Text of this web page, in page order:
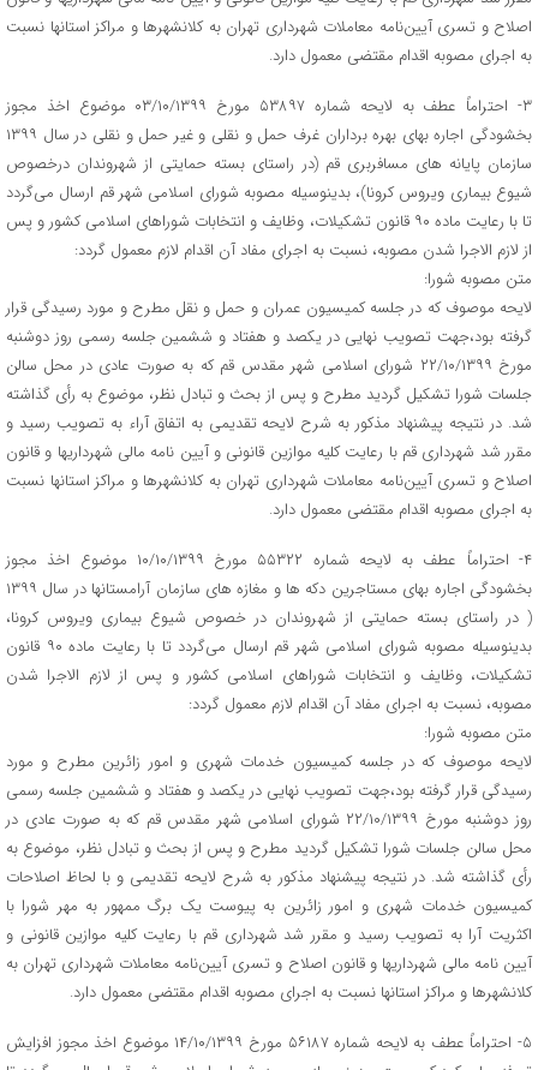
اصلاح و تسری آیین‌نامه معاملات شهرداری تهران به کلانشهرها و مراکز استانها نسبت
به اجرای مصوبه اقدام مقتضی معمول دارد.
۳- احتراماً عطف به لایحه شماره ۵۳۸۹۷ مورخ ۰۳/۱۰/۱۳۹۹ موضوع اخذ مجوز
بخشودگی اجاره بهای بهره برداران غرف حمل و نقلی و غیر حمل و نقلی در سال ۱۳۹۹
سازمان پایانه های مسافربری قم (در راستای بسته حمایتی از شهروندان درخصوص
شیوع بیماری ویروس کرونا)، بدینوسیله مصوبه شورای اسلامی شهر قم ارسال می‌گردد
تا با رعایت ماده ۹۰ قانون تشکیلات، وظایف و انتخابات شوراهای اسلامی کشور و پس
از لازم الاجرا شدن مصوبه، نسبت به اجرای مفاد آن اقدام لازم معمول گردد:
متن مصوبه شورا:
لایحه موصوف که در جلسه کمیسیون عمران و حمل و نقل مطرح و مورد رسیدگی قرار
گرفته بود،جهت تصویب نهایی در یکصد و هفتاد و ششمین جلسه رسمی روز دوشنبه
مورخ ۲۲/۱۰/۱۳۹۹ شورای اسلامی شهر مقدس قم که به صورت عادی در محل سالن
جلسات شورا تشکیل گردید مطرح و پس از بحث و تبادل نظر، موضوع به رأی گذاشته
شد. در نتیجه پیشنهاد مذکور به شرح لایحه تقدیمی به اتفاق آراء به تصویب رسید و
مقرر شد شهرداری قم با رعایت کلیه موازین قانونی و آیین نامه‌ مالی شهرداریها و قانون
اصلاح و تسری آیین‌نامه معاملات شهرداری تهران به کلانشهرها و مراکز استانها نسبت
به اجرای مصوبه اقدام مقتضی معمول دارد.
۴- احتراماً عطف به لایحه شماره ۵۵۳۲۲ مورخ ۱۰/۱۰/۱۳۹۹ موضوع اخذ مجوز
بخشودگی اجاره بهای مستاجرین دکه ها و مغازه های سازمان آرامستانها در سال ۱۳۹۹
( در راستای بسته حمایتی از شهروندان در خصوص شیوع بیماری ویروس کرونا،
بدینوسیله مصوبه شورای اسلامی شهر قم ارسال می‌گردد تا با رعایت ماده ۹۰ قانون
تشکیلات، وظایف و انتخابات شوراهای اسلامی کشور و پس از لازم الاجرا شدن
مصوبه، نسبت به اجرای مفاد آن اقدام لازم معمول گردد:
متن مصوبه شورا:
لایحه موصوف که در جلسه کمیسیون خدمات شهری و امور زائرین مطرح و مورد
رسیدگی قرار گرفته بود،جهت تصویب نهایی در یکصد و هفتاد و ششمین جلسه رسمی
روز دوشنبه مورخ ۲۲/۱۰/۱۳۹۹ شورای اسلامی شهر مقدس قم که به صورت عادی در
محل سالن جلسات شورا تشکیل گردید مطرح و پس از بحث و تبادل نظر، موضوع به
رأی گذاشته شد. در نتیجه پیشنهاد مذکور به شرح لایحه تقدیمی و با لحاظ اصلاحات
کمیسیون خدمات شهری و امور زائرین به پیوست یک برگ ممهور به مهر شورا با
اکثریت آرا به تصویب رسید و مقرر شد شهرداری قم با رعایت کلیه موازین قانونی و
آیین نامه‌ مالی شهرداریها و قانون اصلاح و تسری آیین‌نامه معاملات شهرداری تهران به
کلانشهرها و مراکز استانها نسبت به اجرای مصوبه اقدام مقتضی معمول دارد.
۵- احتراماً عطف به لایحه شماره ۵۶۱۸۷ مورخ ۱۴/۱۰/۱۳۹۹ موضوع اخذ مجوز افزایش